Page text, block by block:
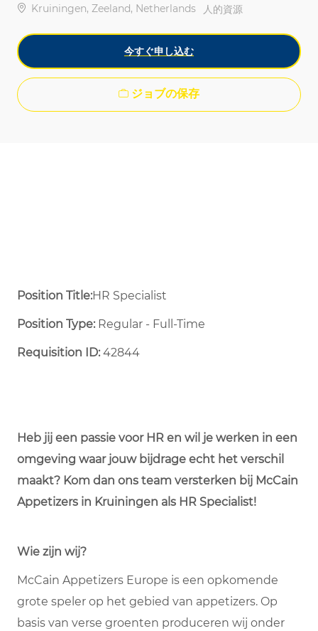
場所Kruiningen, Zeeland, Netherlands カテゴリ
人的資源
今すぐ申し込む
ジョブの保存
Position Title:HR Specialist
Position Type:Regular - Full-Time ​
Requisition ID:42844
Heb jij een passie voor HR en wil je werken in een
omgeving waar jouw bijdrage echt het verschil
maakt? Kom dan ons team versterken bij McCain
Appetizers in Kruiningen als HR Specialist!
Wie zijn wij?
McCain Appetizers Europe is een opkomende
grote speler op het gebied van appetizers. Op
basis van verse groenten produceren wij onder